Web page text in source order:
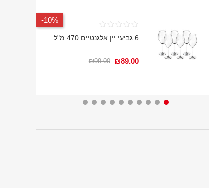
10%-
6 גביעי יין אלגנטיים 470 מ"ל
₪89.00
₪99.00